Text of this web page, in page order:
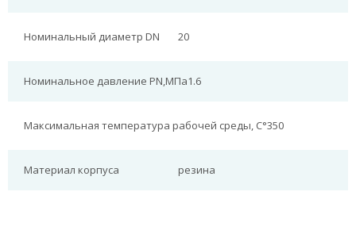
Номинальный диаметр DN 20
Номинальное давление PN,МПа1.6
Максимальная температура рабочей среды, С°350
Материал корпуса резина